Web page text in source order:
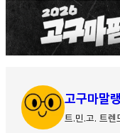
고구마말
트.민.고. 트